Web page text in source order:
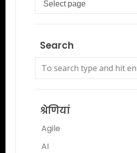
Search
श्रेणियां
Agile
AI